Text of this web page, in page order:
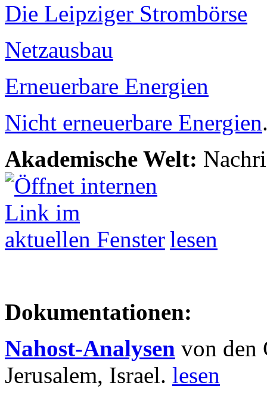
Die Leipziger Strombörse
Netzausbau
Erneuerbare Energien
Nicht erneuerbare Energien
Akademische Welt:
lesen
Dokumentationen:
Nahost-Analysen von den
Jerusalem, Israel. lesen